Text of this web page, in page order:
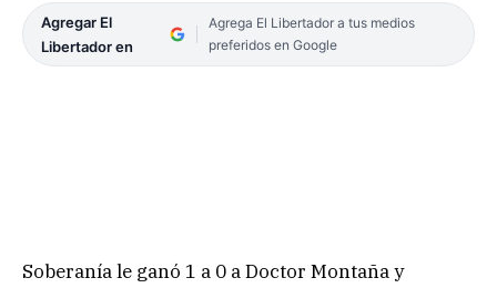
Agregar El
Libertador en
Agrega El Libertador a tus medios
preferidos en Google
Soberanía le ganó 1 a 0 a Doctor Montaña y